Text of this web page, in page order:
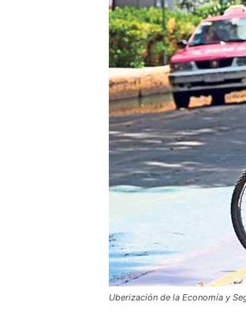
Uberización de la Economía y